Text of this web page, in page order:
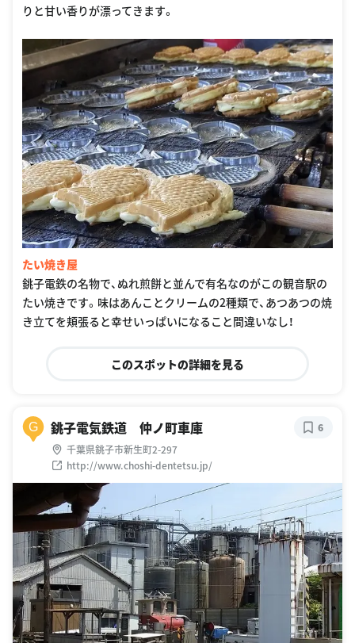
りと甘い香りが漂ってきます。
たい焼き屋
銚子電鉄の名物で、ぬれ煎餅と並んで有名なのがこの観音駅の
たい焼きです。味はあんことクリームの2種類で、あつあつの焼
き立てを頬張ると幸せいっぱいになること間違いなし！
このスポットの詳細を見る
G 銚子電気鉄道 仲ノ町車庫
千葉県銚子市新生町2-297
http://www.choshi-dentetsu.jp/
6